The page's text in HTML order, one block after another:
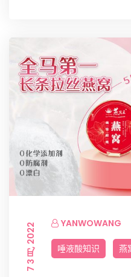
YANWOWANG
7 3 月, 2022 唾液酸知识 燕